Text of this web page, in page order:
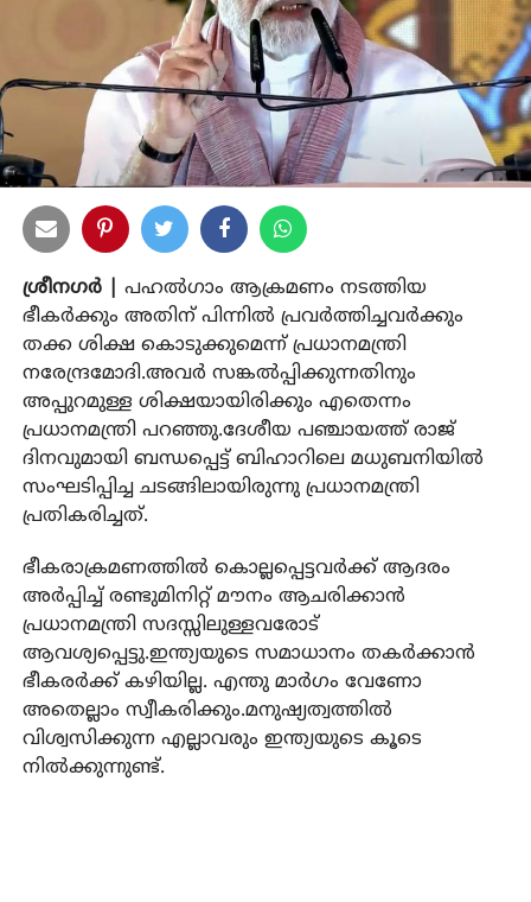
ശ്രീനഗര്‍ |
പഹല്‍ഗാം ആക്രമണം നടത്തിയ
ഭീകര്‍ക്കും അതിന് പിന്നില്‍ പ്രവര്‍ത്തിച്ചവര്‍ക്കും
തക്ക ശിക്ഷ കൊടുക്കുമെന്ന് പ്രധാനമന്ത്രി
നരേന്ദ്രമോദി.അവര്‍ സങ്കല്‍പ്പിക്കുന്നതിനും
അപ്പുറമുള്ള ശിക്ഷയായിരിക്കും എതെന്നം
പ്രധാനമന്ത്രി പറഞ്ഞു.ദേശീയ പഞ്ചായത്ത് രാജ്
ദിനവുമായി ബന്ധപ്പെട്ട് ബിഹാറിലെ മധുബനിയില്‍
സംഘടിപ്പിച്ച ചടങ്ങിലായിരുന്നു പ്രധാനമന്ത്രി
പ്രതികരിച്ചത്.
ഭീകരാക്രമണത്തില്‍ കൊല്ലപ്പെട്ടവര്‍ക്ക് ആദരം
അര്‍പ്പിച്ച് രണ്ടുമിനിറ്റ് മൗനം ആചരിക്കാന്‍
പ്രധാനമന്ത്രി സദസ്സിലുള്ളവരോട്
ആവശ്യപ്പെട്ടു.ഇന്ത്യയുടെ സമാധാനം തകര്‍ക്കാന്‍
ഭീകരര്‍ക്ക് കഴിയില്ല. എന്തു മാര്‍ഗം വേണോ
അതെല്ലാം സ്വീകരിക്കും.മനുഷ്യത്വത്തില്‍
വിശ്വസിക്കുന്ന എല്ലാവരും ഇന്ത്യയുടെ കൂടെ
നില്‍ക്കുന്നുണ്ട്.